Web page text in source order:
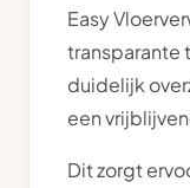
Easy
transparante
duidelijk
een
Dit zorgt